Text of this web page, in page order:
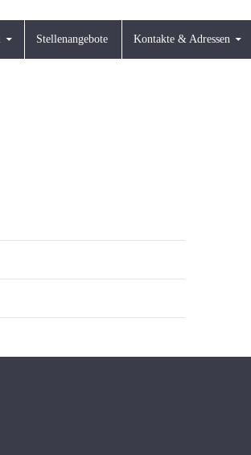
Stellenangebote Kontakte & Adressen